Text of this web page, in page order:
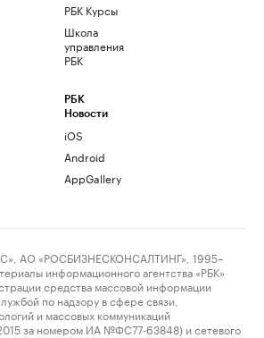
РБК Курсы
Школа
управления
РБК
РБК
Новости
iOS
Android
AppGallery
АО «РОСБИЗНЕСКОНСАЛТИНГ», 1995–
информационного агентства «РБК»
средства массовой информации
по надзору в сфере связи,
и массовых коммуникаций
за номером ИА №ФС77-63848) и сетевого